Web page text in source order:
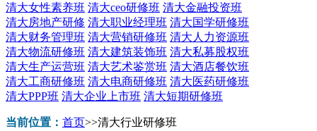
清大女性素养班 清大ceo研修班 清大金融投资班
清大房地产研修 清大职业经理班 清大国学研修班
清大财务管理班 清大营销研修班 清大人力资源班
清大物流研修班 清大建筑装饰班 清大私募股权班
清大生产运营班 清大艺术鉴赏班 清大酒店餐饮班
清大工商研修班 清大电商研修班 清大医药研修班
清大PPP班 清大企业上市班 清大短期研修班
当前位置： 首页>>清大行业研修班